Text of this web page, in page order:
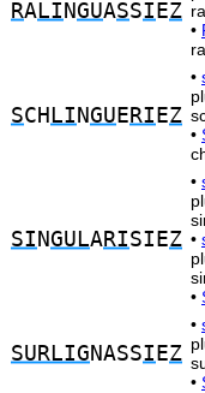
RALI NGUASSI EZ
•
SCH LI NGU E RI EZ
•
•
SI NGULARISIEZ
•
•
•
SURLIG NASSI EZ
•
•